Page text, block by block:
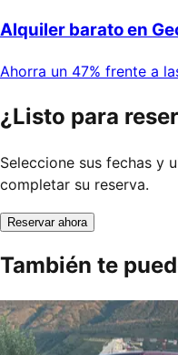
Alquiler barato en
Ahorra un 47% frente a
¿Listo para
Seleccione sus fechas y
completar su reserva.
Reservar ahora
También te